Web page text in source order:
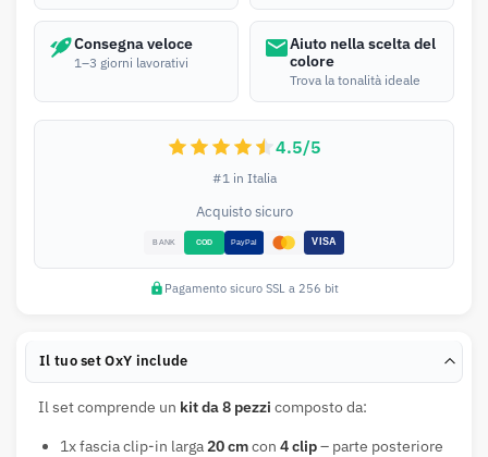
Consegna veloce
1–3 giorni lavorativi
Aiuto nella scelta del
colore
Trova la tonalità ideale
4.5/5
#1 in Italia
Acquisto sicuro
Pagamento sicuro SSL a 256 bit
Il tuo set OxY include
Il set comprende un kit da 8 pezzi composto da:
1x fascia clip-in larga20 cmcon 4 clip– parte posteriore